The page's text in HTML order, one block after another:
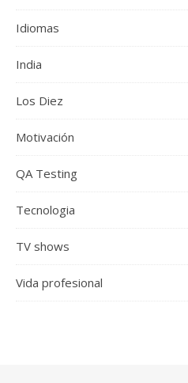
Idiomas
India
Los Diez
Motivación
QA Testing
Tecnologia
TV shows
Vida profesional